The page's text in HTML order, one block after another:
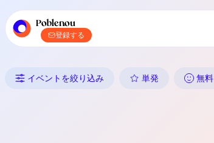
の地域イベントコンテンツ
Poblenou
登録する
Poblenouのイベント: 単発
イベントを絞り込み 単発 無料